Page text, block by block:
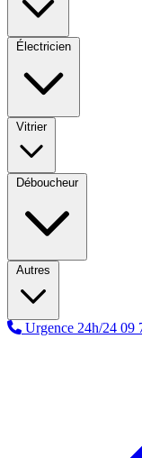
Électricien
Vitrier
Déboucheur
Autres
Urgence 24h/24 09